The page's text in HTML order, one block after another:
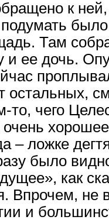
к
Там
и ее дочь.
остальных,
чего
– ложке
было
как
Впрочем,
и